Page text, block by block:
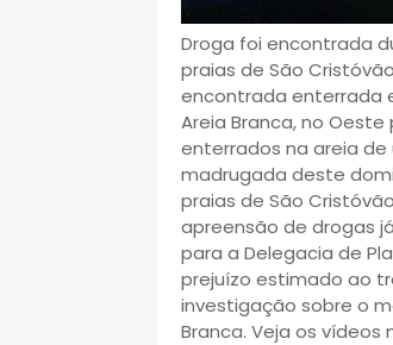
Droga foi encontrada
praias de São
encontrada enterrada
Areia Branca, no
enterrados na areia
madrugada deste
praias de São
apreensão de drogas
para a Delegacia de
prejuízo estimado ao
investigação sobre o
Branca. Veja os vídeos